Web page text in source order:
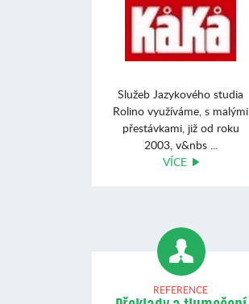
Služeb Jazykového studia
Rolino využíváme, s malými
přestávkami, již od roku
2003, v&nbs ...
VÍCE
REFERENCE